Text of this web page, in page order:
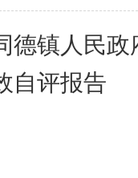
德镇人民政
自评报告